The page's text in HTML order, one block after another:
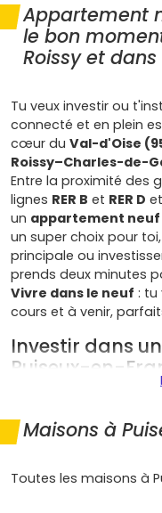
Appartement
le bon
Roissy et
Tu veux investir ou
connecté et en plein
cœur du Val-d'Oise
Roissy–Charles-de-
Entre la proximité des
lignes RER B et RER D
un appartement neuf
un super choix pour
principale ou
prends deux minutes
Vivre dans le neuf : tu
cours et à venir,
Investir dans
Puiseux-en-
mobilité et
Plusieurs éléments
destination attractive
Emplacement
Maisons à
Toutes les maisons à